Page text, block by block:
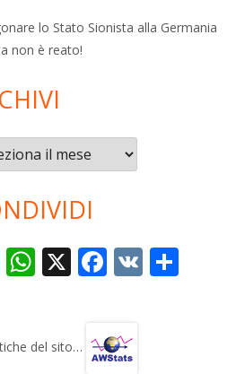
lo Stato Sionista alla Germania
non è reato!
T
gr
W
s
X F
b
V
del sito…